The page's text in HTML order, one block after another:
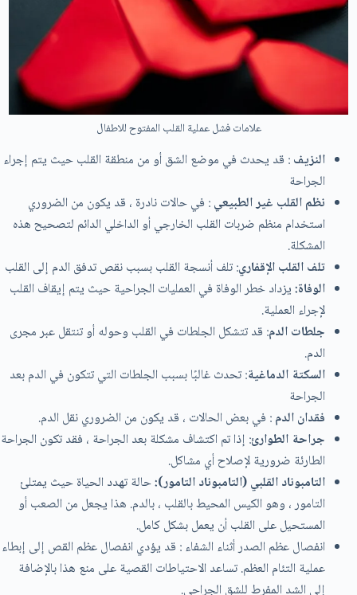
علامات فشل عملية القلب المفتوح للاطفال
النزيف: قد يحدث في موضع الشق أو من منطقة القلب حيث يتم إجراء
الجراحة
نظم القلب غير الطبيعي: في حالات نادرة ، قد يكون من الضروري
استخدام منظم ضربات القلب الخارجي أو الداخلي الدائم لتصحيح هذه
المشكلة.
تلف القلب الإقفاري: تلف أنسجة القلب بسبب نقص تدفق الدم إلى القلب
الوفاة:يزداد خطر الوفاة في العمليات الجراحية حيث يتم إيقاف القلب
لإجراء العملية.
جلطات الدم: قد تتشكل الجلطات في القلب وحوله أو تنتقل عبر مجرى
الدم.
السكتة الدماغية: تحدث غالبًا بسبب الجلطات التي تتكون في الدم بعد
الجراحة
فقدان الدم: في بعض الحالات ، قد يكون من الضروري نقل الدم.
جراحة الطوارئ: إذا تم اكتشاف مشكلة بعد الجراحة ، فقد تكون الجراحة
الطارئة ضرورية لإصلاح أي مشاكل.
التامبوناد القلبي (التامبوناد التامور):حالة تهدد الحياة حيث يمتلئ
التامور ، وهو الكيس المحيط بالقلب ، بالدم. هذا يجعل من الصعب أو
المستحيل على القلب أن يعمل بشكل كامل.
انفصال عظم الصدر أثناء الشفاء : قد يؤدي انفصال عظم القص إلى إبطاء
عملية التئام العظم. تساعد الاحتياطات القصية على منع هذا بالإضافة